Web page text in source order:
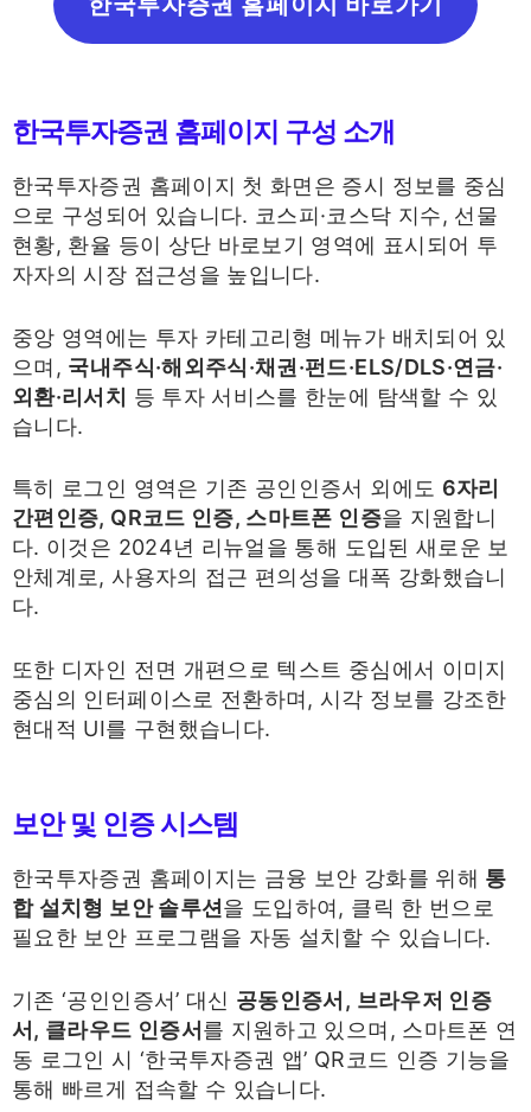
한국투자증권 홈페이지 구성 소개
한국투자증권 홈페이지 첫 화면은 증시 정보를 중심
으로 구성되어 있습니다. 코스피·코스닥 지수, 선물
현황, 환율 등이 상단 바로보기 영역에 표시되어 투
자자의 시장 접근성을 높입니다.
중앙 영역에는 투자 카테고리형 메뉴가 배치되어 있
으며, 국내주식·해외주식·채권·펀드·ELS/DLS·연금·
외환·리서치 등 투자 서비스를 한눈에 탐색할 수 있
습니다.
특히 로그인 영역은 기존 공인인증서 외에도 6자리
간편인증, QR코드 인증, 스마트폰 인증을 지원합니
다. 이것은 2024년 리뉴얼을 통해 도입된 새로운 보
안체계로, 사용자의 접근 편의성을 대폭 강화했습니
다.
또한 디자인 전면 개편으로 텍스트 중심에서 이미지
중심의 인터페이스로 전환하며, 시각 정보를 강조한
현대적 UI를 구현했습니다.
보안 및 인증 시스템
한국투자증권 홈페이지는 금융 보안 강화를 위해 통
합 설치형 보안 솔루션을 도입하여, 클릭 한 번으로
필요한 보안 프로그램을 자동 설치할 수 있습니다.
기존 ‘공인인증서’ 대신 공동인증서, 브라우저 인증
서, 클라우드 인증서 를 지원하고 있으며, 스마트폰 연
동 로그인 시 ‘한국투자증권 앱’ QR코드 인증 기능을
통해 빠르게 접속할 수 있습니다.